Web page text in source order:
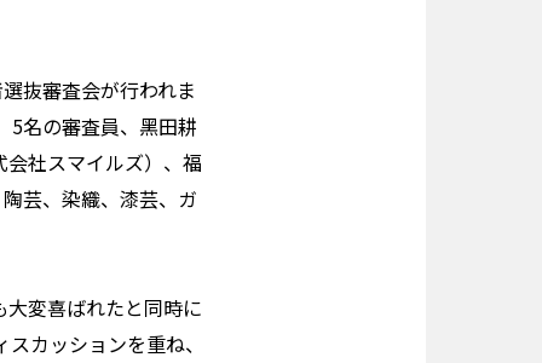
抜審査会が行われま
5名の審査員、黑田耕
会社スマイルズ）、福
芸、染織、漆芸、ガ
変喜ばれたと同時に
カッションを重ね、